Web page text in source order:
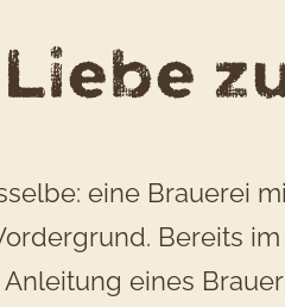
eine Brauerei
Bereits
eines